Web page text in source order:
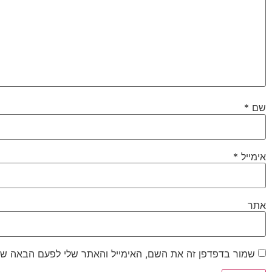
שם *
אימייל *
אתר
שמור בדפדפן זה את השם, האימייל והאתר שלי לפעם הבאה